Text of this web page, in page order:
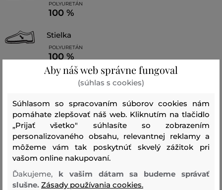
POLYURETÁN
100 %
stielka
POLYURETÁN
100 %
podrážka
100 %
Vychádzková obuv
Odporúčané produkty
Aby náš web správne fungoval
(súhlas s cookies)
Súhlasom so spracovaním súborov cookies nám
pomáhate zlepšovať náš web. Kliknutím na tlačidlo
„Prijať všetko" súhlasíte so zobrazením
personalizovaného obsahu, relevantnej reklamy a
môžeme vám tak poskytnúť skvelý zážitok pri
vašom online nakupovaní.
Ďakujeme, k vašim dátam sa budeme správať
slušne. Zásady používania cookies.